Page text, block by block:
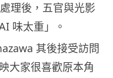
理後，五官與光影
味太重」。
其後接受訪問
大家很喜歡原本角